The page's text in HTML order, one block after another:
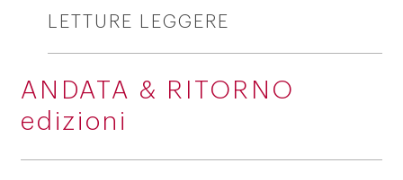
LETTURE LEGGERE
ANDATA & RITORNO
edizioni